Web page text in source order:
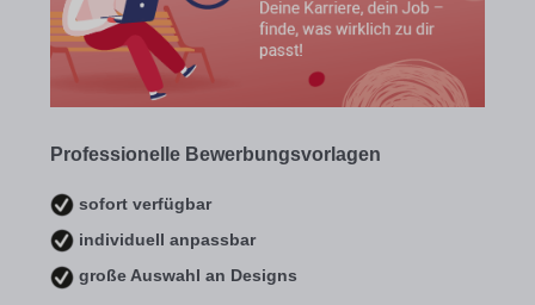
Professionelle Bewerbungsvorlagen
sofort verfügbar
individuell anpassbar
große Auswahl an Designs